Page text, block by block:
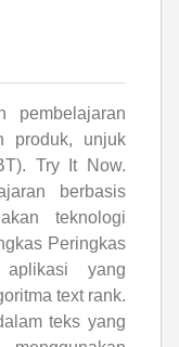
pembelajaran
produk, unjuk
Try It Now.
berbasis
teknologi
Peringkas
yang
text rank.
teks yang